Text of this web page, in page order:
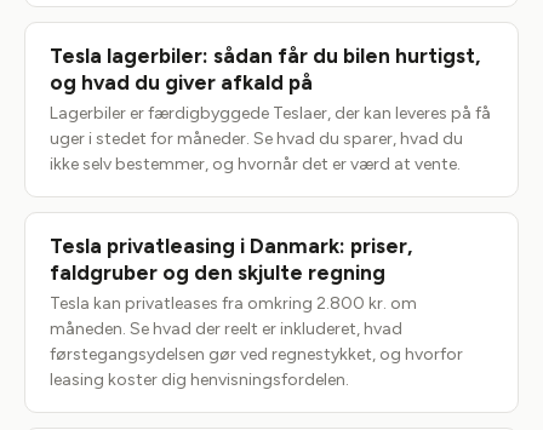
Tesla lagerbiler: sådan får du bilen hurtigst,
og hvad du giver afkald på
Lagerbiler er færdigbyggede Teslaer, der kan leveres på få
uger i stedet for måneder. Se hvad du sparer, hvad du
ikke selv bestemmer, og hvornår det er værd at vente.
Tesla privatleasing i Danmark: priser,
faldgruber og den skjulte regning
Tesla kan privatleases fra omkring 2.800 kr. om
måneden. Se hvad der reelt er inkluderet, hvad
førstegangsydelsen gør ved regnestykket, og hvorfor
leasing koster dig henvisningsfordelen.